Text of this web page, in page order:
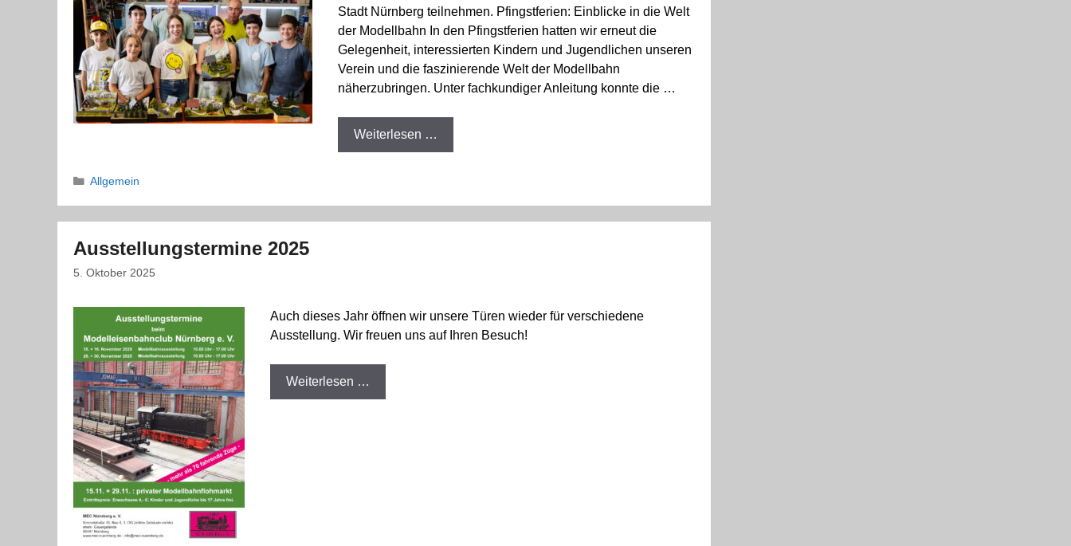
Stadt Nürnberg teilnehmen. Pfingstferien: Einblicke in die Welt
der Modellbahn In den Pfingstferien hatten wir erneut die
Gelegenheit, interessierten Kindern und Jugendlichen unseren
Verein und die faszinierende Welt der Modellbahn
näherzubringen. Unter fachkundiger Anleitung konnte die …
Weiterlesen …
Kategorien
Allgemein
Ausstellungstermine 2025
5. Oktober 2025
Auch dieses Jahr öffnen wir unsere Türen wieder für verschiedene
Ausstellung. Wir freuen uns auf Ihren Besuch!
Weiterlesen …